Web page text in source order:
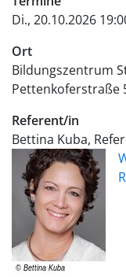
Di., 20.10.2026
Ort
Bildungszentrum
Pettenkoferstraße
Referent/in
Bettina Kuba,